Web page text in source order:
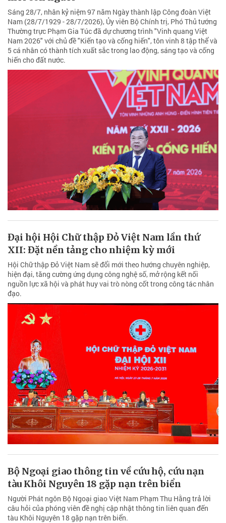
Sáng 28/7, nhân kỷ niệm 97 năm Ngày thành lập Công đoàn Việt
Nam (28/7/1929 - 28/7/2026), Ủy viên Bộ Chính trị, Phó Thủ tướng
Thường trực Phạm Gia Túc đã dự chương trình "Vinh quang Việt
Nam 2026" với chủ đề "Kiến tạo và cống hiến", tôn vinh 8 tập thể và
5 cá nhân có thành tích xuất sắc trong lao động, sáng tạo và cống
hiến cho đất nước.
Đại hội Hội Chữ thập Đỏ Việt Nam lần thứ
XII: Đặt nền tảng cho nhiệm kỳ mới
Hội Chữ thập Đỏ Việt Nam sẽ đổi mới theo hướng chuyên nghiệp,
hiện đại, tăng cường ứng dụng công nghệ số, mở rộng kết nối
nguồn lực xã hội và phát huy vai trò nòng cốt trong công tác nhân
đạo.
Bộ Ngoại giao thông tin về cứu hộ, cứu nạn
tàu Khôi Nguyên 18 gặp nạn trên biển
Người Phát ngôn Bộ Ngoại giao Việt Nam Phạm Thu Hằng trả lời
câu hỏi của phóng viên đề nghị cập nhật thông tin liên quan đến
tàu Khôi Nguyên 18 gặp nạn trên biển.